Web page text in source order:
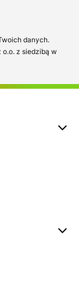
danych.
o.o. z siedzibą w